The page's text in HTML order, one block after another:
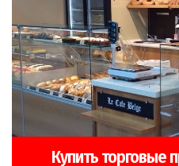
Купить торговые